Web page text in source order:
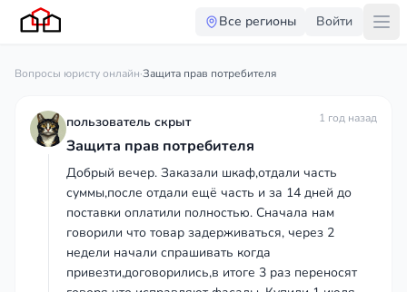
Все регионы Войти
Вопросы юристу онлайн·Защита прав потребителя
пользователь скрыт 1 год назад
Защита прав потребителя
Добрый вечер. Заказали шкаф,отдали часть
суммы,после отдали ещё часть и за 14 дней до
поставки оплатили полностью. Сначала нам
говорили что товар задерживаться, через 2
недели начали спрашивать когда
привезти,договорились,в итоге 3 раз переносят